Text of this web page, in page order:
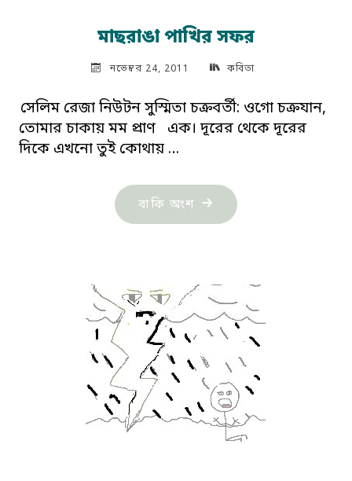
মাছরাঙা পাখির সফর
নভেম্বর 24, 2011 কবিতা
সেলিম রেজা নিউটন সুস্মিতা চক্রবর্তী: ওগো চক্রযান,
তোমার চাকায় মম প্রাণ এক। দূরের থেকে দূরের
দিকে এখনো তুই কোথায় …
বাকি অংশ "মাছরাঙা
পাখির